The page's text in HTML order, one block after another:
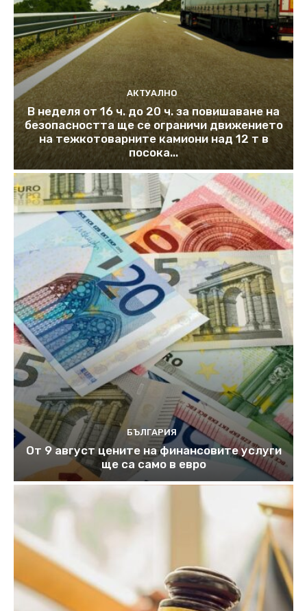
АКТУАЛНО
В неделя от 16 ч. до 20 ч. за повишаване на
безопасността ще се ограничи движението
на тежкотоварните камиони над 12 т в
посока...
БЪЛГАРИЯ
От 9 август цените на финансовите услуги
ще са само в евро